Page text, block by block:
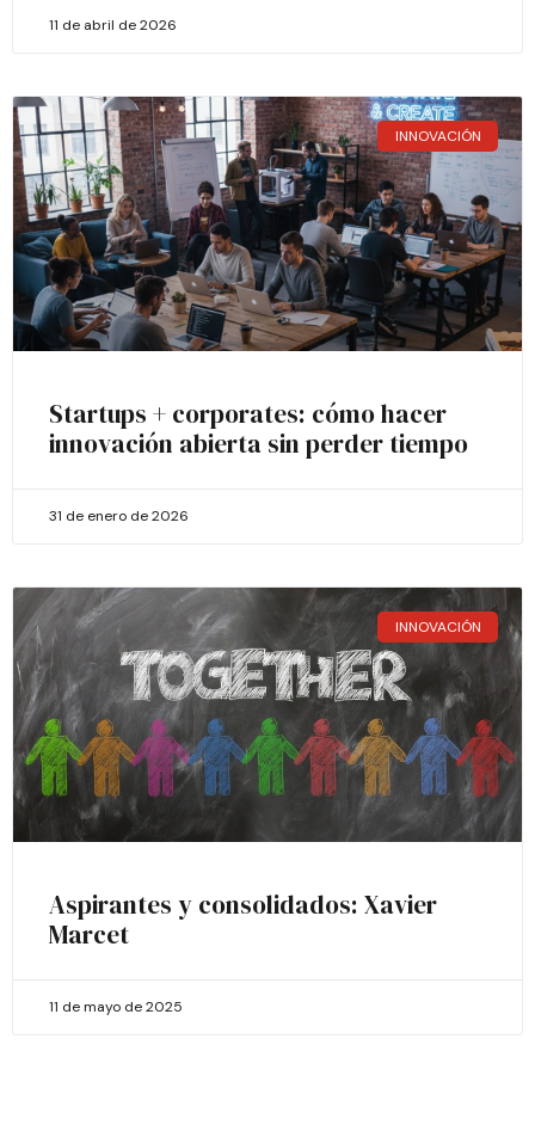
11 de abril de 2026
INNOVACIÓN
Startups + corporates: cómo hacer
innovación abierta sin perder tiempo
31 de enero de 2026
INNOVACIÓN
Aspirantes y consolidados: Xavier
Marcet
11 de mayo de 2025